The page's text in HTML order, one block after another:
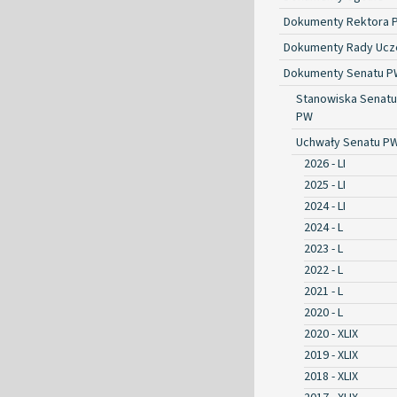
Dokumenty Rektora
Dokumenty Rady
Dokumenty Senatu
Stanowiska Senatu
PW
Uchwały Senatu
2026 - LI
2025 - LI
2024 - LI
2024 - L
2023 - L
2022 - L
2021 - L
2020 - L
2020 - XLIX
2019 - XLIX
2018 - XLIX